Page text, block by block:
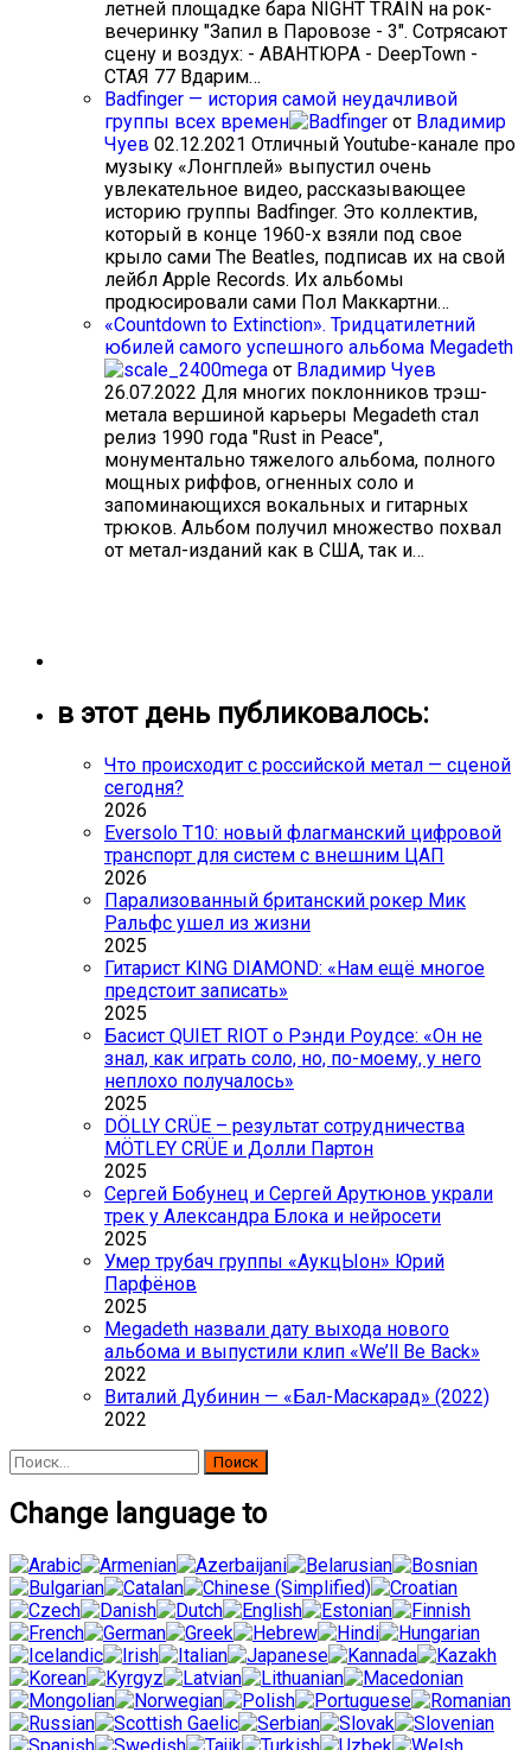
летней площадке бара NIGHT TRAIN на рок-
вечеринку "Запил в Паровозе - 3". Сотрясают
сцену и воздух: - АВАНТЮРА - DeepTown -
СТАЯ 77 Вдарим…
Badfinger — история самой неудачливой
группы всех времен
от Владимир
Чуев 02.12.2021 Отличный Youtube-канале про
музыку «Лонгплей» выпустил очень
увлекательное видео, рассказывающее
историю группы Badfinger. Это коллектив,
который в конце 1960-х взяли под свое
крыло сами The Beatles, подписав их на свой
лейбл Apple Records. Их альбомы
продюсировали сами Пол Маккартни…
«Countdown to Extinction». Тридцатилетний
юбилей самого успешного альбома Megadeth
от Владимир Чуев
26.07.2022 Для многих поклонников трэш-
метала вершиной карьеры Megadeth стал
релиз 1990 года "Rust in Peace",
монументально тяжелого альбома, полного
мощных риффов, огненных соло и
запоминающихся вокальных и гитарных
трюков. Альбом получил множество похвал
от метал-изданий как в США, так и…
в этот день публиковалось:
Что происходит с российской метал — сценой
сегодня?
2026
Eversolo T10: новый флагманский цифровой
транспорт для систем с внешним ЦАП
2026
Парализованный британский рокер Мик
Ральфс ушел из жизни
2025
Гитарист KING DIAMOND: «Нам ещё многое
предстоит записать»
2025
Басист QUIET RIOT о Рэнди Роудсе: «Он не
знал, как играть соло, но, по-моему, у него
неплохо получалось»
2025
DÖLLY CRÜE – результат сотрудничества
MÖTLEY CRÜE и Долли Партон
2025
Сергей Бобунец и Сергей Арутюнов украли
трек у Александра Блока и нейросети
2025
Умер трубач группы «АукцЫон» Юрий
Парфёнов
2025
Megadeth назвали дату выхода нового
альбома и выпустили клип «We’ll Be Back»
2022
Виталий Дубинин — «Бал-Маскарад» (2022)
2022
Найти:
Change language to